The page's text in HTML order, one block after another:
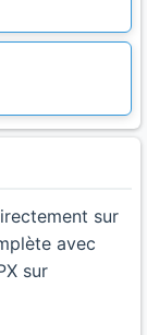
sur
avec
sur